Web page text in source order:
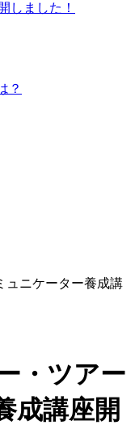
しました！
？
ュニケーター養成講
・ツアー
成講座開